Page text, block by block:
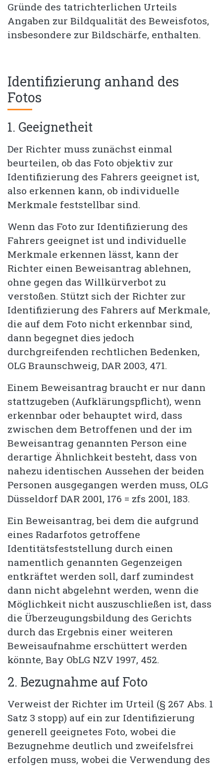
Gründe des tatrichterlichen Urteils
Angaben zur Bildqualität des Beweisfotos,
insbesondere zur Bildschärfe, enthalten.
Identifizierung anhand des
Fotos
1. Geeignetheit
Der Richter muss zunächst einmal
beurteilen, ob das Foto objektiv zur
Identifizierung des Fahrers geeignet ist,
also erkennen kann, ob individuelle
Merkmale feststellbar sind.
Wenn das Foto zur Identifizierung des
Fahrers geeignet ist und individuelle
Merkmale erkennen lässt, kann der
Richter einen Beweisantrag ablehnen,
ohne gegen das Willkürverbot zu
verstoßen. Stützt sich der Richter zur
Identifizierung des Fahrers auf Merkmale,
die auf dem Foto nicht erkennbar sind,
dann begegnet dies jedoch
durchgreifenden rechtlichen Bedenken,
OLG Braunschweig, DAR 2003, 471.
Einem Beweisantrag braucht er nur dann
stattzugeben (Aufklärungspflicht), wenn
erkennbar oder behauptet wird, dass
zwischen dem Betroffenen und der im
Beweisantrag genannten Person eine
derartige Ähnlichkeit besteht, dass von
nahezu identischen Aussehen der beiden
Personen ausgegangen werden muss, OLG
Düsseldorf DAR 2001, 176 = zfs 2001, 183.
Ein Beweisantrag, bei dem die aufgrund
eines Radarfotos getroffene
Identitätsfeststellung durch einen
namentlich genannten Gegenzeigen
entkräftet werden soll, darf zumindest
dann nicht abgelehnt werden, wenn die
Möglichkeit nicht auszuschließen ist, dass
die Überzeugungsbildung des Gerichts
durch das Ergebnis einer weiteren
Beweisaufnahme erschüttert werden
könnte, Bay ObLG NZV 1997, 452.
2. Bezugnahme auf Foto
Verweist der Richter im Urteil (§ 267 Abs. 1
Satz 3 stopp) auf ein zur Identifizierung
generell geeignetes Foto, wobei die
Bezugnehme deutlich und zweifelsfrei
erfolgen muss, wobei die Verwendung des